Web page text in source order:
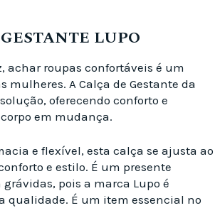
LUPO
achar roupas confortáveis é um
mulheres. A Calça de Gestante da
oferecendo conforto e
em mudança.
e flexível, esta calça se ajusta ao
e estilo. É um presente
pois a marca Lupo é
qualidade. É um item essencial no